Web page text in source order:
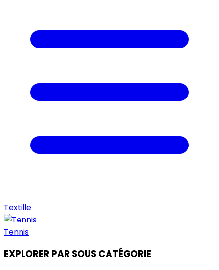
Textille
Tennis
EXPLORER PAR SOUS CATÉGORIE